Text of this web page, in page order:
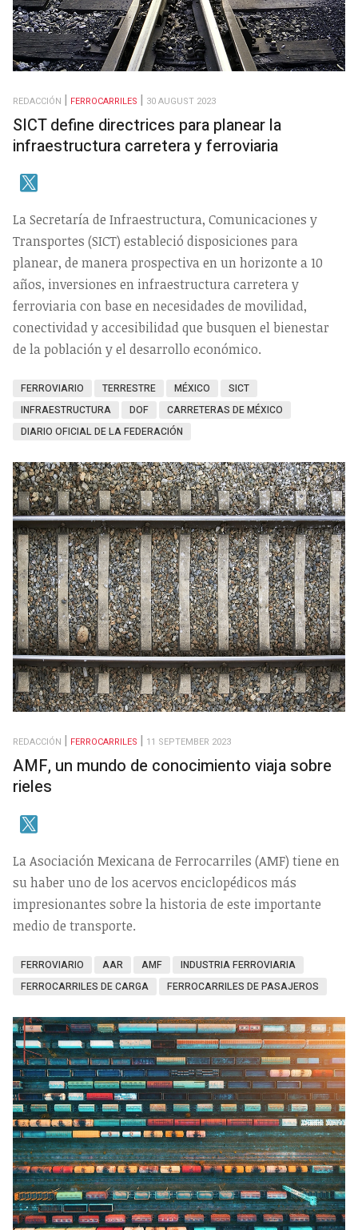
REDACCIÓN FERROCARRILES 30 AUGUST 2023
SICT define directrices para planear la
infraestructura carretera y ferroviaria
La Secretaría de Infraestructura, Comunicaciones y
Transportes (SICT) estableció disposiciones para
planear, de manera prospectiva en un horizonte a 10
años, inversiones en infraestructura carretera y
ferroviaria con base en necesidades de movilidad,
conectividad y accesibilidad que busquen el bienestar
de la población y el desarrollo económico.
FERROVIARIO TERRESTRE MÉXICO
SICT
INFRAESTRUCTURA
DOF
CARRETERAS DE MÉXICO
DIARIO OFICIAL DE LA FEDERACIÓN
REDACCIÓN FERROCARRILES 11 SEPTEMBER 2023
AMF, un mundo de conocimiento viaja sobre
rieles
La Asociación Mexicana de Ferrocarriles (AMF) tiene en
su haber uno de los acervos enciclopédicos más
impresionantes sobre la historia de este importante
medio de transporte.
FERROVIARIO AAR AMF
INDUSTRIA FERROVIARIA
FERROCARRILES DE CARGA
FERROCARRILES DE PASAJEROS